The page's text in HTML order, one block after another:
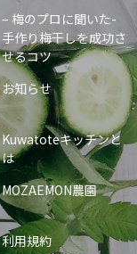
– 梅のプロに聞いた-
手作り梅干しを成功さ
せるコツ
お知らせ
Kuwatoteキッチンと
は
MOZAEMON農園
利用規約